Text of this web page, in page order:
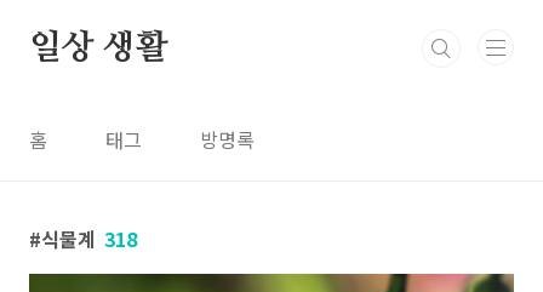
일상 생활
홈 태그 방명록
식물계 318